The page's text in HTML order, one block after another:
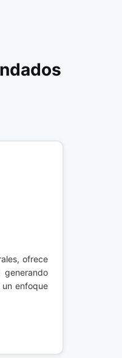
ofrece
generando
enfoque